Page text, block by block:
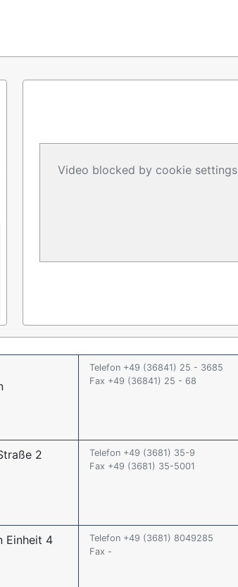
Video blocked by cookie settings
Telefon +49 (36841) 25 - 3685
Fax +49 (36841) 25 - 68
2
Telefon +49 (3681) 35-9
Fax +49 (3681) 35-5001
Einheit 4
Telefon +49 (3681) 8049285
Fax -